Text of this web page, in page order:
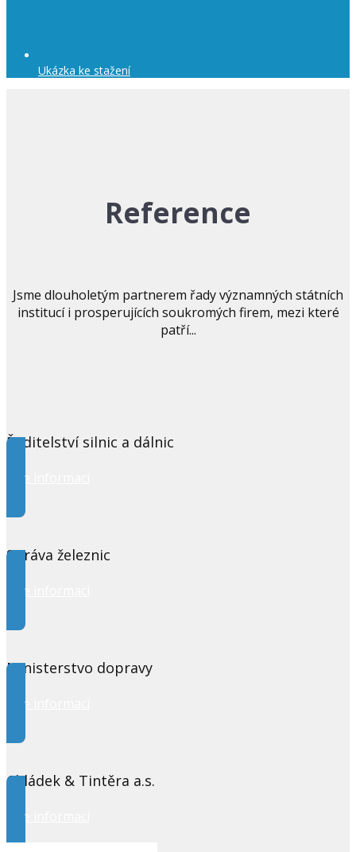
Ukázka ke stažení
Reference
Jsme dlouholetým partnerem řady významných státních
institucí i prosperujících soukromých firem, mezi které
patří...
Ředitelství silnic a dálnic
Více informací
Správa železnic
Více informací
Ministerstvo dopravy
Více informací
Chládek & Tintěra a.s.
Více informací